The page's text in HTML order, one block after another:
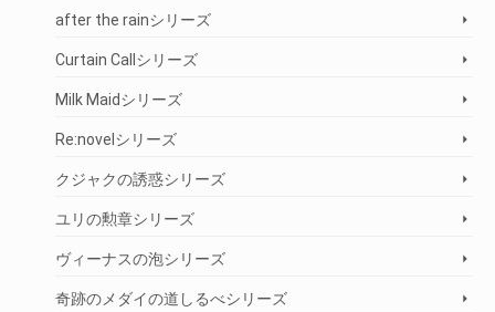
after the rainシリーズ
Curtain Callシリーズ
Milk Maidシリーズ
Re:novelシリーズ
クジャクの誘惑シリーズ
ユリの勲章シリーズ
ヴィーナスの泡シリーズ
奇跡のメダイの道しるべシリーズ